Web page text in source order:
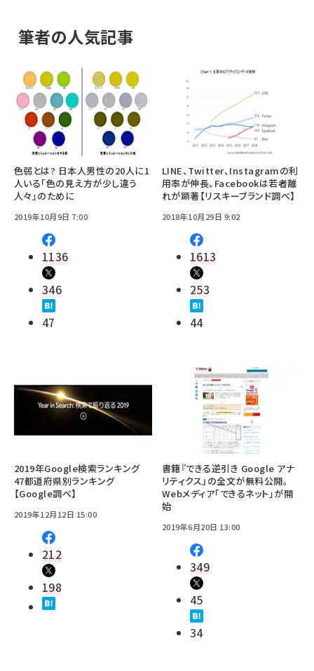
筆者の人気記事
色弱とは? 日本人男性の20人に1
人いる「色の見え方が少し違う
人々」のために
2019年10月9日 7:00
1136
346
47
LINE、Twitter、Instagramの利
用率が伸長、Facebookは若者離
れが顕著【リスキーブランド調べ】
2018年10月29日 9:02
1613
253
44
2019年Google検索ランキング
47都道府県別ランキング
【Google調べ】
2019年12月12日 15:00
212
198
書籍『できる逆引き Google アナ
リティクス』の全文が無料公開。
Webメディア「できるネット」が開
始
2019年6月20日 13:00
349
45
34